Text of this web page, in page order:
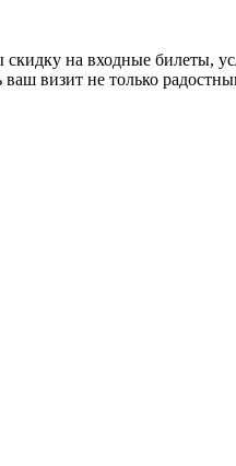
на входные билеты,
ваш визит не только